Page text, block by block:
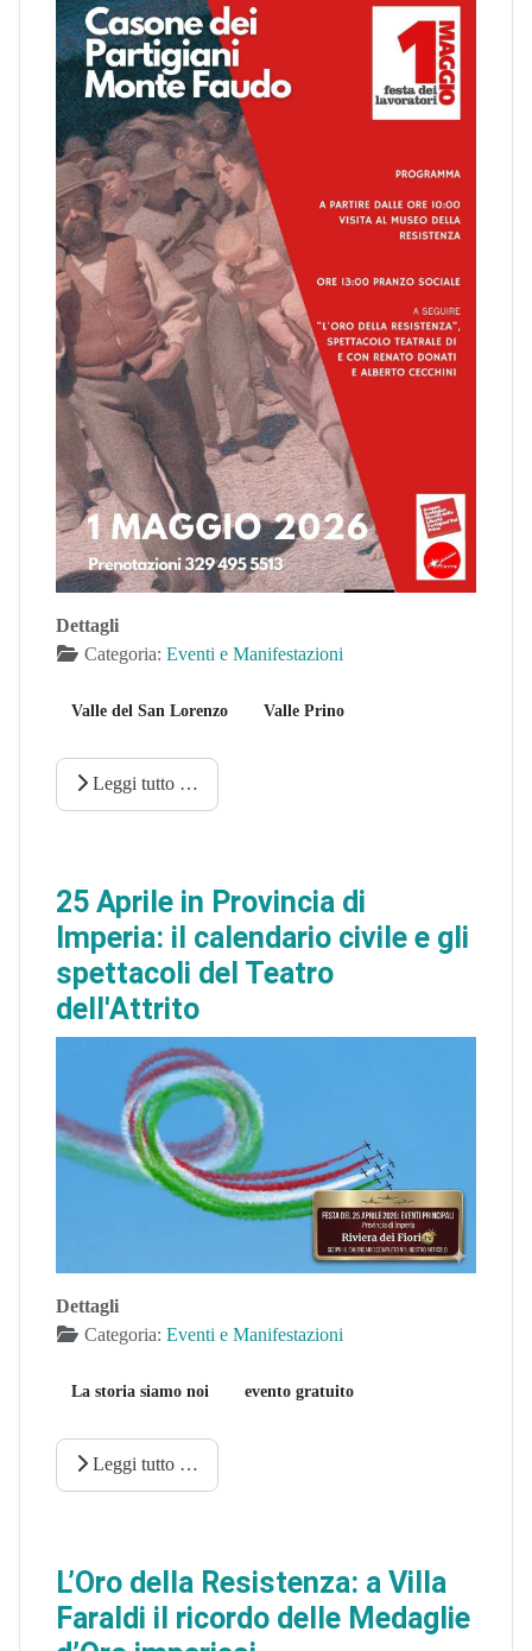
Dettagli
Categoria: Eventi e Manifestazioni
Valle del San Lorenzo Valle Prino
Leggi tutto …
25 Aprile in Provincia di
Imperia: il calendario civile e gli
spettacoli del Teatro
dell'Attrito
Dettagli
Categoria: Eventi e Manifestazioni
La storia siamo noi evento gratuito
Leggi tutto …
L’Oro della Resistenza: a Villa
Faraldi il ricordo delle Medaglie